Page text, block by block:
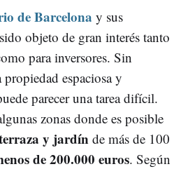
de Barcelona y sus
objeto de gran interés tanto
para inversores. Sin
espaciosa y
parecer una tarea difícil.
zonas donde es posible
y jardínde más de 100
de 200.000 euros. Según